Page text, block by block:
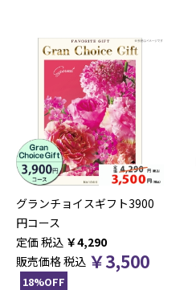
グランチョイスギフト3900
円コース
税込 ￥4,290
販売価格税込 ￥3,500
18%OFF